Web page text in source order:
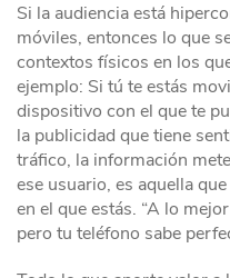
Si la audiencia está
móviles, entonces lo que
contextos físicos en los
ejemplo: Si tú te estás
dispositivo con el que te
la publicidad que tiene
tráfico, la información
ese usuario, es aquella
en el que estás. “A lo
pero tu teléfono sabe